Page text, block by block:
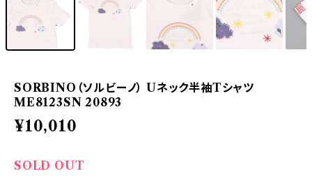
SORBINO（ソルビーノ） Uネック半袖Tシャツ
ME8123SN 20893
¥10,010
SOLD OUT